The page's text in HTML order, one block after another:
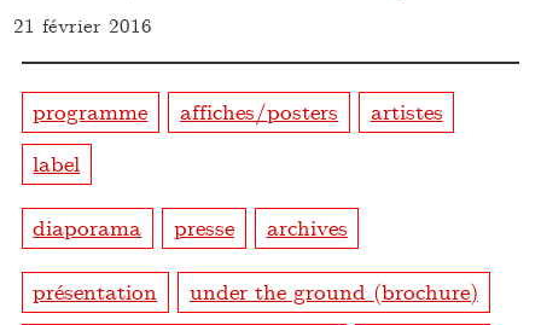
21 février 2016
programme affiches/posters
artistes
label
diaporama presse archives
présentation
under the ground (brochure)